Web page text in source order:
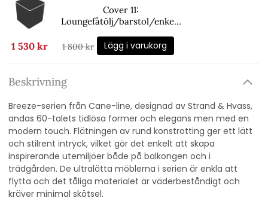
Cover 11:
Loungefåtölj/barstol/enkel-
1 530 kr 1 800 kr Lägg i varukorg
Beskrivning
Breeze-serien från Cane-line, designad av Strand & Hvass,
andas 60-talets tidlösa former och elegans men med en
modern touch. Flätningen av rund konstrotting ger ett lätt
och stilrent intryck, vilket gör det enkelt att skapa
inspirerande utemiljöer både på balkongen och i
trädgården. De ultralätta möblerna i serien är enkla att
flytta och det tåliga materialet är väderbeståndigt och
kräver minimal skötsel.